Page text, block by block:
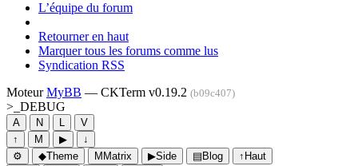
L’équipe du forum
Retourner en haut
Marquer tous les forums comme lus
Syndication RSS
MoteurMyBB — CKTerm v0.19.2 (b09c407)
>_ DEBUG
A N L
V
↑
M ▶
↓
⚙
◆Theme M Matrix ▶Side ▤Blog ↑ Haut